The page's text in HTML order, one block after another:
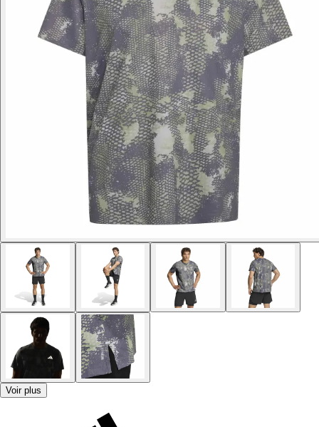
Voir plus